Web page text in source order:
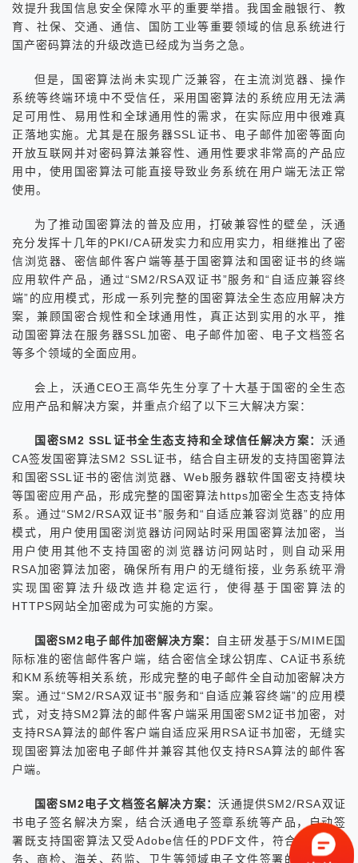
效提升我国信息安全保障水平的重要举措。我国金融银行、教
育、社保、交通、通信、国防工业等重要领域的信息系统进行
国产密码算法的升级改造已经成为当务之急。
但是，国密算法尚未实现广泛兼容，在主流浏览器、操作
系统等终端环境中不受信任，采用国密算法的系统应用无法满
足可用性、易用性和全球通用性的需求，在实际应用中很难真
正落地实施。尤其是在服务器SSL证书、电子邮件加密等面向
开放互联网并对密码算法兼容性、通用性要求非常高的产品应
用中，使用国密算法可能直接导致业务系统在用户端无法正常
使用。
为了推动国密算法的普及应用，打破兼容性的壁垒，沃通
充分发挥十几年的PKI/CA研发实力和应用实力，相继推出了密
信浏览器、密信邮件客户端等基于国密算法和国密证书的终端
应用软件产品，通过“SM2/RSA双证书”服务和“自适应兼容终
端”的应用模式，形成一系列完整的国密算法全生态应用解决方
案，兼顾国密合规性和全球通用性，真正达到实用的水平，推
动国密算法在服务器SSL加密、电子邮件加密、电子文档签名
等多个领域的全面应用。
会上，沃通CEO王高华先生分享了十大基于国密的全生态
应用产品和解决方案，并重点介绍了以下三大解决方案：
国密SM2 SSL证书全生态支持和全球信任解决方案：沃通
CA签发国密算法SM2 SSL证书，结合自主研发的支持国密算法
和国密SSL证书的密信浏览器、Web服务器软件国密支持模块
等国密应用产品，形成完整的国密算法https加密全生态支持体
系。通过“SM2/RSA双证书”服务和“自适应兼容浏览器”的应用
模式，用户使用国密浏览器访问网站时采用国密算法加密，当
用户使用其他不支持国密的浏览器访问网站时，则自动采用
RSA加密算法加密，确保所有用户的无缝衔接，业务系统平滑
实现国密算法升级改造并稳定运行，使得基于国密算法的
HTTPS网站全加密成为可实施的方案。
国密SM2电子邮件加密解决方案：
自主研发基于S/MIME国
际标准的密信邮件客户端，结合密信全球公钥库、CA证书系统
和KM系统等相关系统，形成完整的电子邮件全自动加密解决方
案。通过“SM2/RSA双证书”服务和“自适应兼容终端”的应用模
式，对支持SM2算法的邮件客户端采用国密SM2证书加密，对
支持RSA算法的邮件客户端自适应采用RSA证书加密，无缝实
现国密算法加密电子邮件并兼容其他仅支持RSA算法的邮件客
户端。
国密SM2电子文档签名解决方案：沃通提供SM2/RSA双证
书电子签名解决方案，结合沃通电子签章系统等产品，自动签
署既支持国密算法又受Adobe信任的PDF文件，符合工商、税
务、商检、海关、药监、卫生等领域电子文件签署的国密合规